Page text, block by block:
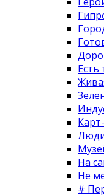
Есть
На
Не
#